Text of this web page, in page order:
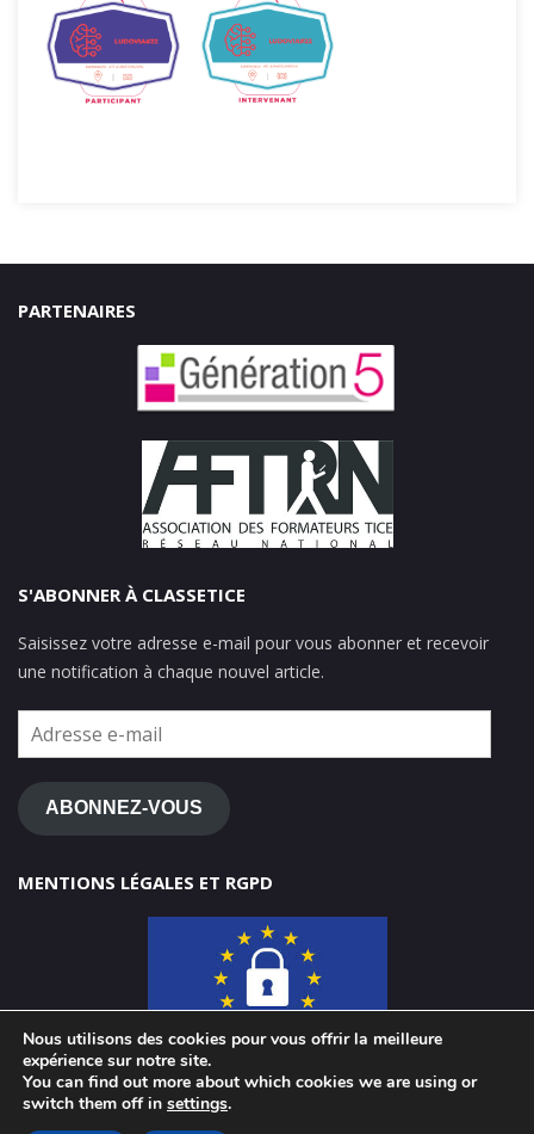
PARTENAIRES
S'ABONNER À CLASSETICE
Saisissez votre adresse e-mail pour vous abonner et recevoir
une notification à chaque nouvel article.
Adresse
mail
ABONNEZ-VOUS
MENTIONS LÉGALES ET RGPD
© 2026 ClasseTICE 1d
Nous utilisons des cookies pour vous offrir la meilleure
expérience sur notre site.
You can find out more about which cookies we are using or
switch them off in settings.